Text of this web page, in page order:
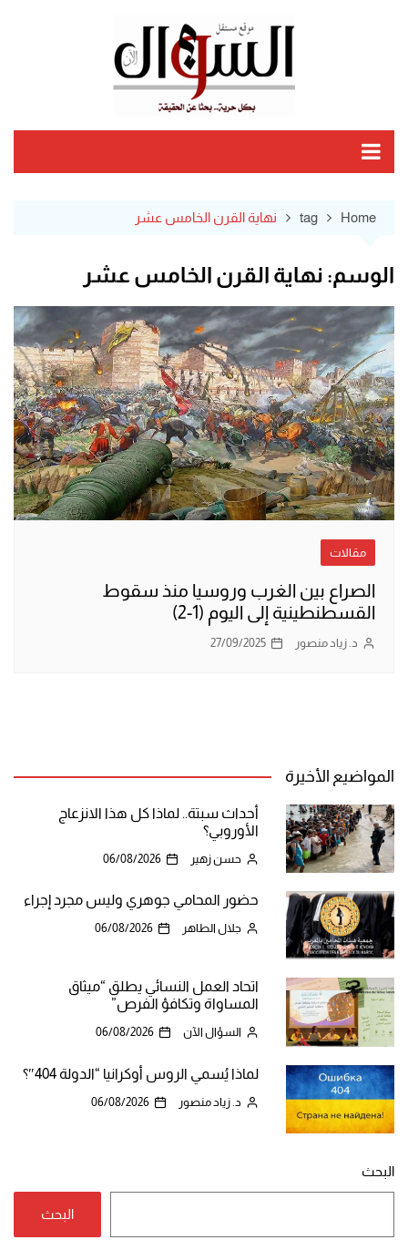
Home
tag نهاية القرن الخامس عشر
الوسم: نهاية القرن الخامس عشر
مقالات
الصراع بين الغرب وروسيا منذ سقوط
القسطنطينية إلى اليوم (1-2)
د. زياد منصور 27/09/2025
المواضيع الأخيرة
أحداث سبتة.. لماذا كل هذا الانزعاج
الأوروبي؟
حسن زهير 06/08/2026
حضور المحامي جوهري وليس مجرد إجراء
جلال الطاهر 06/08/2026
اتحاد العمل النسائي يطلق “ميثاق
المساواة وتكافؤ الفرص”
السؤال الآن 06/08/2026
لماذا يُسمي الروس أوكرانيا “الدولة 404″؟
د. زياد منصور 06/08/2026
البحث
البحث